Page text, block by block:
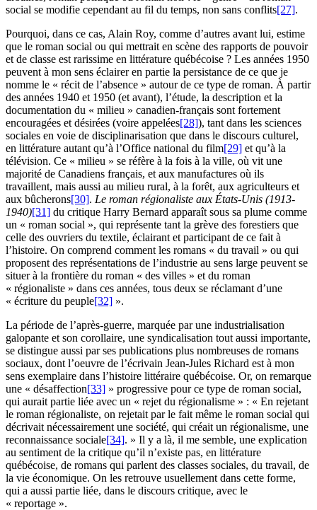
social se modifie cependant au fil du temps, non sans conflits[27].
Pourquoi, dans ce cas, Alain Roy, comme d’autres avant lui, estime
que le roman social ou qui mettrait en scène des rapports de pouvoir
et de classe est rarissime en littérature québécoise ? Les années 1950
peuvent à mon sens éclairer en partie la persistance de ce que je
nomme le « récit de l’absence » autour de ce type de roman. À partir
des années 1940 et 1950 (et avant), l’étude, la description et la
documentation du « milieu » canadien-français sont fortement
encouragées et désirées (voire appelées[28]), tant dans les sciences
sociales en voie de disciplinarisation que dans le discours culturel,
en littérature autant qu’à l’Office national du film[29] et qu’à la
télévision. Ce « milieu » se réfère à la fois à la ville, où vit une
majorité de Canadiens français, et aux manufactures où ils
travaillent, mais aussi au milieu rural, à la forêt, aux agriculteurs et
aux bûcherons[30]. Le roman régionaliste aux États-Unis (1913-
1940)[31] du critique Harry Bernard apparaît sous sa plume comme
un « roman social », qui représente tant la grève des forestiers que
celle des ouvriers du textile, éclairant et participant de ce fait à
l’histoire. On comprend comment les romans « du travail » ou qui
proposent des représentations de l’industrie au sens large peuvent se
situer à la frontière du roman « des villes » et du roman
« régionaliste » dans ces années, tous deux se réclamant d’une
« écriture du peuple[32] ».
La période de l’après-guerre, marquée par une industrialisation
galopante et son corollaire, une syndicalisation tout aussi importante,
se distingue aussi par ses publications plus nombreuses de romans
sociaux, dont l’oeuvre de l’écrivain Jean-Jules Richard est à mon
sens exemplaire dans l’histoire littéraire québécoise. Or, on remarque
une « désaffection[33] » progressive pour ce type de roman social,
qui aurait partie liée avec un « rejet du régionalisme » : « En rejetant
le roman régionaliste, on rejetait par le fait même le roman social qui
décrivait nécessairement une société, qui créait un régionalisme, une
reconnaissance sociale[34]. » Il y a là, il me semble, une explication
au sentiment de la critique qu’il n’existe pas, en littérature
québécoise, de romans qui parlent des classes sociales, du travail, de
la vie économique. On les retrouve usuellement dans cette forme,
qui a aussi partie liée, dans le discours critique, avec le
« reportage ».